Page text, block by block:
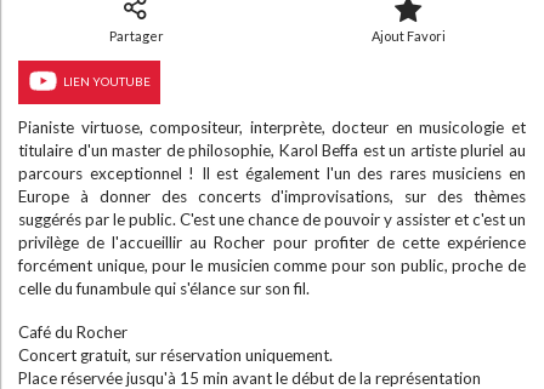
Partager Ajout Favori
LIEN YOUTUBE
Pianiste virtuose, compositeur, interprète, docteur en musicologie et
titulaire d'un master de philosophie, Karol Beffa est un artiste pluriel au
parcours exceptionnel ! Il est également l'un des rares musiciens en
Europe à donner des concerts d'improvisations, sur des thèmes
suggérés par le public. C'est une chance de pouvoir y assister et c'est un
privilège de l'accueillir au Rocher pour profiter de cette expérience
forcément unique, pour le musicien comme pour son public, proche de
celle du funambule qui s'élance sur son fil.
Café du Rocher
Concert gratuit, sur réservation uniquement.
Place réservée jusqu'à 15 min avant le début de la représentation